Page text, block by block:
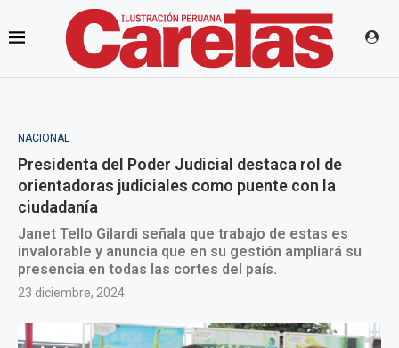
NACIONAL
Presidenta del Poder Judicial destaca rol de
orientadoras judiciales como puente con la
ciudadanía
Janet Tello Gilardi señala que trabajo de estas es
invalorable y anuncia que en su gestión ampliará su
presencia en todas las cortes del país.
23 diciembre, 2024